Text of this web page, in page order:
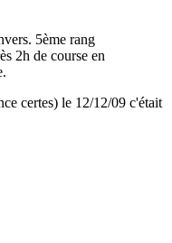
5ème rang
2h de course en
certes) le 12/12/09 c'était